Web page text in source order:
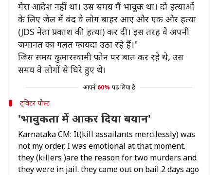
मेरा आदेश नहीं था। उस समय मैं भावुक था। दो हत्याओं
के लिए जेल में बंद वे लोग बाहर आए और एक और हत्या
(JDS नेता प्रकाश की हत्या) कर दी। इस तरह वे अपनी
जमानत का गलत फायदा उठा रहे हैं।"
जिस समय कुमारस्वामी फोन पर बात कर रहे थे, उस
समय वे लोगों से घिरे हुए थे।
आपने 60% पढ़ लिया है
ट्विटर पोस्ट
'भावुकता में आकर दिया बयान'
Karnataka CM: It(kill assailants mercilessly) was
not my order, I was emotional at that moment.
they (killers )are the reason for two murders and
they were in jail. they came out on bail 2 days ago